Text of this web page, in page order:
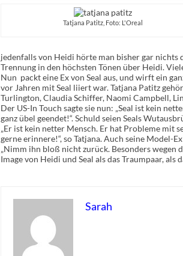
Tatjana Patitz, Foto: L'Oreal
jedenfalls von Heidi hörte man bisher gar nichts
Trennung in den höchsten Tönen über Heidi.
Nun packt eine Ex von Seal aus, und wirft ein
vor Jahren mit Seal liiert war. Tatjana Patitz
Turlington, Claudia Schiffer, Naomi Campbell,
Der US-In Touch sagte sie nun: „Seal ist kein
ganz übel geendet!“. Schuld seien Seals
„Er ist kein netter Mensch. Er hat Probleme mit
gerne erinnere!“, so Tatjana. Auch seine Model-
„Nimm ihn bloß nicht zurück. Besonders wegen
Image von Heidi und Seal als das Traumpaar,
Sarah